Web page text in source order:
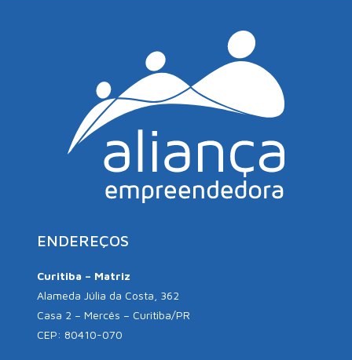
ENDEREÇOS
Curitiba – Matriz
Alameda Júlia da Costa, 362
Casa 2 – Mercês – Curitiba/PR
CEP: 80410-070